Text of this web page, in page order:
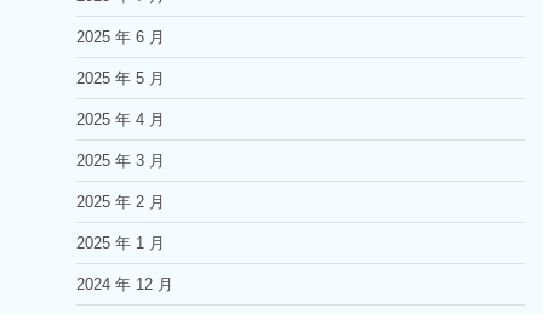
2025 年 6 月
2025 年 5 月
2025 年 4 月
2025 年 3 月
2025 年 2 月
2025 年 1 月
2024 年 12 月